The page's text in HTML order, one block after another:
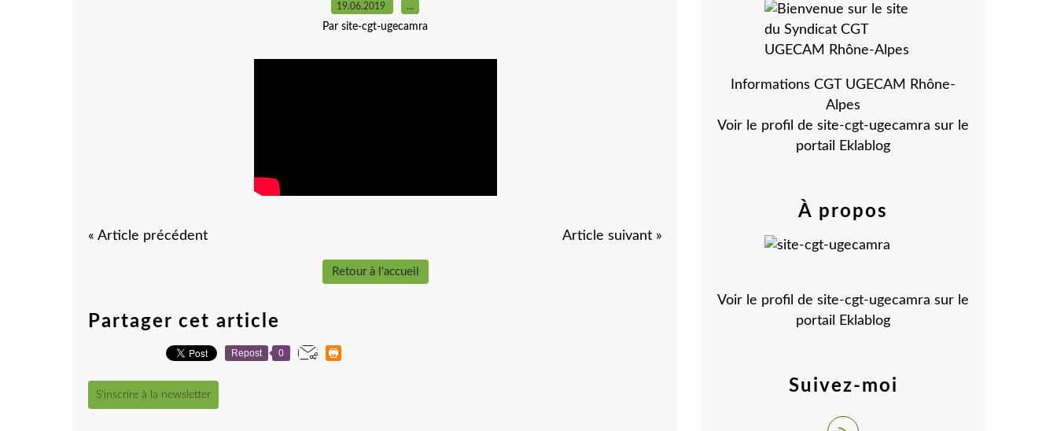
19.06.2019 …
Par site-cgt-ugecamra
« Article précédent Article suivant »
Retour à l'accueil
Partager cet article
Repost 0
S'inscrire à la newsletter
Informations CGT UGECAM Rhône-
Alpes
Voir le profil de site-cgt-ugecamra sur le
portail Eklablog
Suivez-moi
À propos
Voir le profil de site-cgt-ugecamra sur le
portail Eklablog